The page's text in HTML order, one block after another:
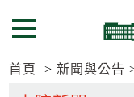
到
要
到
要
選單按鈕
首頁 新聞與公告